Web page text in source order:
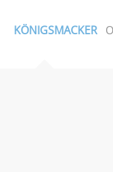
KÖNIGSMACKER